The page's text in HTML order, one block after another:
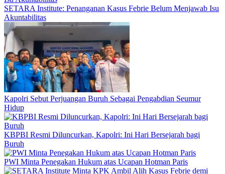
SETARA Institute: Penanganan Kasus Febrie Belum Menjawab Isu
Akuntabilitas
Kapolri Sebut Perjuangan Buruh Sebagai Pengabdian Seumur
Hidup
KBPBI Resmi Diluncurkan, Kapolri: Ini Hari Bersejarah bagi
Buruh
PWI Minta Penegakan Hukum atas Ucapan Hotman Paris